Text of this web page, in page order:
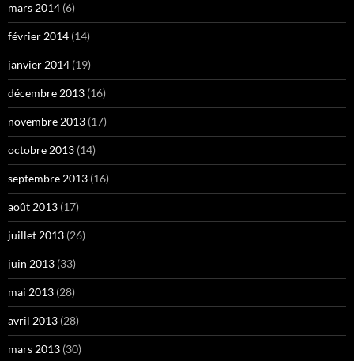
mars 2014 (6)
février 2014 (14)
janvier 2014 (19)
décembre 2013 (16)
novembre 2013 (17)
octobre 2013 (14)
septembre 2013 (16)
août 2013 (17)
juillet 2013 (26)
juin 2013 (33)
mai 2013 (28)
avril 2013 (28)
mars 2013 (30)